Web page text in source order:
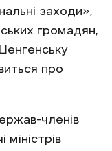
заходи»,
громадян,
про
членів